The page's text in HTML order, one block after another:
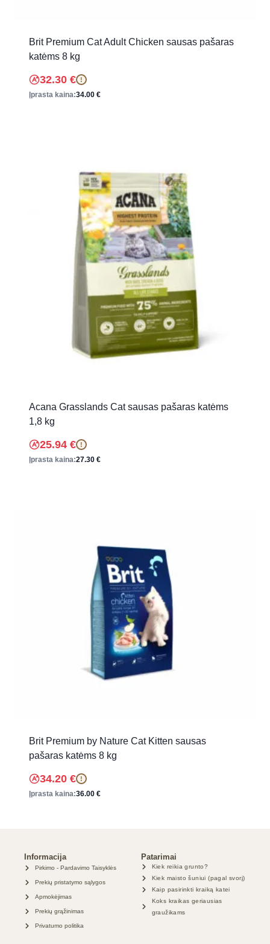
Brit Premium Cat Adult Chicken sausas pašaras
katėms 8 kg
32.30 € !
Įprasta kaina:34.00 €
Acana Grasslands Cat sausas pašaras katėms
1,8 kg
25.94 € !
Įprasta kaina:27.30 €
Brit Premium by Nature Cat Kitten sausas
pašaras katėms 8 kg
34.20 € !
Įprasta kaina:36.00 €
Informacija
Pirkimo - Pardavimo Taisyklės
Prekių pristatymo sąlygos
Apmokėjimas
Prekių grąžinimas
Privatumo politika
Patarimai
Kiek reikia grunto?
Kiek maisto šuniui (pagal svorį)
Kaip pasirinkti kraiką katei
Koks kraikas geriausias
graužikams